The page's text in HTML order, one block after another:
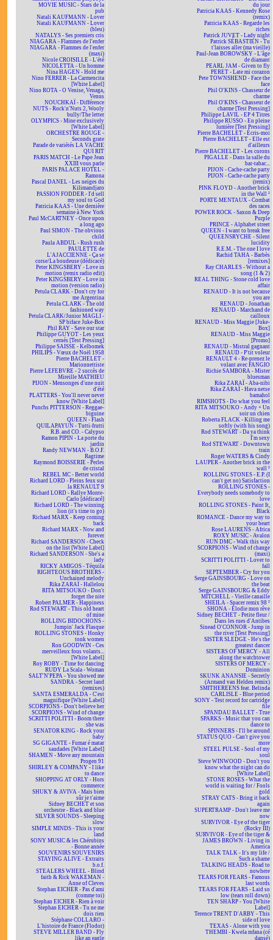
MOVIE MUSIC - Stars de la
pub
Natali KAUFMANN - Lover
Natali KAUFMANN - Lover
(bleu)
NATALYS - Ses premiers cris
NIAGARA - Flammes de l'enfer
NIAGARA - Flammes de l'enfer
(maxi)
Nicole CROISILLE - L'été
NICOLETTA - Un homme
Nina HAGEN - Hold me
Nino FERRER - La Carmencita
[White Label]
Nino ROTA - O Venise, Venaga,
Venus
NOUCHKAÏ - Différence
NUTS - Rock'n'Nuts 2, Wooly
bully/The letter
OLYMPICS - Mine exclusively
[White Label]
ORCHESTRE ROUGE -
Seconds grate
Parade de variétés LA VACHE
QUI RIT
PARIS MATCH - Le Pape Jean
XXIII vous parle
PARIS PALACE HOTEL -
Ramona
Pascal DANEL - Les neiges du
Kilimandjaro
PASSION FODDER - I'd sell
my soul to God
Patricia KAAS - Une dernière
semaine à New York
Paul McCARTNEY - Once upon
a long ago
Paul SIMON - The obvious
child
Paula ABDUL - Rush rush
PAULETTE de
L'AJACCIENNE - Ça se
corse/La boudeuse (dédicacé)
Peter KINGSBERY - Love in
motion (remix radio edit)
Peter KINGSBERY - Love in
motion (version radio)
Petula CLARK - Don't cry for
me Argentina
Petula CLARK - The old
fashioned way
Petula CLARK/Junior MAGLI -
SP biface Juke-Box
Phil RAY - Save our star
Philippe GUYOT - Les yeux
cernés [Test Pressing]
Philippe SAISSE - Kelbomek
PHILIPS - Vœux de Noël 1958
Pierre BACHELET -
Marionnettiste
Pierre LEFEBVRE - 2 succès de
Mireille MATHIEU
PIJON - Mensonges d'une nuit
d'été
PLATTERS - You'll never never
know [White Label]
Punchs PITTERSON - Reggae-
biguine
QUEEN - Flash
QUILAPAYUN - Tutti-frutti
R.B. and CO. - Calypso
Ramon PIPIN - La porte du
jardin
Randy NEWMAN - B.O.F.
Ragtime
Raymond BOISSERIE - Perles
de cristal
REBEL MC - Better world
Richard LORD - Pleins feux sur
la RENAULT 9
Richard LORD - Rallye Monte-
Carlo [dédicacé]
Richard LORD - The winning
lion (it's time to go)
Richard MARX - Keep coming
back
Richard MARX - Now and
forever
Richard SANDERSON - Check
on the list [White Label]
Richard SANDERSON - She's a
lady
RICKY AMIGOS - Téquila
RIGHTEOUS BROTHERS -
Unchained melody
Rika ZARAÏ - Hallelou
RITA MITSOUKO - Don't
forget the nite
Robert PALMER - Happiness
Rod STEWART - This old heart
of mine
ROLLING BIDOCHONS -
Jumpin' Jack Flasque
ROLLING STONES - Honky
tonk women
Ron GOODWIN - Ces
merveilleux fous volants...
[White Label]
Roy ROBY - Time for dancing
RUDY La Scala - Woman
SALT'N'PEPA - You showed me
SANDRA - Secret land
(remixes)
SANTA ESMERALDA - C'est
magnifique [White Label]
SCORPIONS - Don't believe her
SCORPIONS - Wind of change
SCRITTI POLITTI - Boom there
she was
SENATOR KING - Rock your
baby
SG GIGANTE - Fumar é matar
saudades [White Label]
SHAMEN - Move any mountain
Progen 91
SHIRLEY & COMPANY - I like
to dance
SHOPPING AT ORLY - Hors
commerce
SHUKY & AVIVA - Mais bien
sûr je t'aime
Sidney BECHET et son
orchestre - Black and blue
SILVER SOUNDS - Sleeping
slow
SIMPLE MINDS - This is your
land
SONY MUSIC & les Chérubins
- Bonne année
SOUVENIRS SOUVENIRS
STAYING ALIVE - Extraits
b.o.f.
STEALERS WHEEL - Blind
faith & Rick WAKEMAN -
Anne of Cleves
Stephan EICHER - Pas d'ami
(comme toi)
Stephan EICHER - Rien à voir
Stephan EICHER - Tu ne me
dois rien
Stéphane COLLARO -
L'histoire de France (Flodor)
STEVE MILLER BAND - Fly
like an eagle
du jour
Patricia KAAS - Kennedy Rose
(remix)
Patricia KAAS - Regarde les
riches
Patrick JUVET - Lady night
Patrick SÉBASTIEN - Tu
t'laisses aller (ma vieille)
Paul-Jean BOROWSKY - L'âge
de diamant
PEARL JAM - Given to fly
PERET - Late mi corazon
Pete TOWNSHEND - Face the
face
Phil O'KINS - Chasseur de
charme
Phil O'KINS - Chasseur de
charme [Test Pressing]
Philippe LAVIL - EP 4 Titres
Philippe RUSSO - En pleine
lumière [Test Pressing]
Pierre BACHELET - Écris-moi
Pierre BACHELET - Elle est
d'ailleurs
Pierre BACHELET - Les corons
PIGALLE - Dans la salle du
bar-tabac...
PIJON - Cache-cache party
PIJON - Cache-cache party
(remix)
PINK FLOYD - Another brick
in the Wall ²
PORTE MENTAUX - Combat
des races
POWER ROCK - Saxon & Deep
Purple
PRINCE - Alphabet street
QUEEN - I want to break free
QUEENSRYCHE - Silent
lucidity
R.E.M. - The one I love
Rachid TAHA - Barbès
[remixes]
Ray CHARLES - Without a
song (1 & 2)
REAL THING - Stone cold love
affair
RENAUD - It is not because
you are
RENAUD - Jonathan
RENAUD - Marchand de
cailloux
RENAUD - Miss Maggie [Juke-
Box]
RENAUD - Miss Maggie
[Promo]
RENAUD - Mistral gagnant
RENAUD - P'tit voleur
RENAULT 4 - Re-prenez le
volant avec FANGIO
Richie SAMBORA - Mister
bluesman
Rika ZARAÏ - Aba-nibi
Rika ZARAÏ - Hava netse
bamahol
RIMSHOTS - Do what you feel
RITA MITSOUKO - Andy + Un
soir un chien
Roberta FLACK - Killing me
softly (with his song)
Rod STEWART - Da ya think
I'm sexy
Rod STEWART - Downtown
train
Roger WATERS & Cindy
LAUPER - Another brick in the
wall ²
ROLLING STONES - E.P. (I
can't get no) Satisfaction
ROLLING STONES -
Everybody needs somebody to
love
ROLLING STONES - Paint It,
Black
ROMANCE - Dance my way to
your heart
Rose LAURENS - Africa
ROXY MUSIC - Avalon
RUN DMC - Walk this way
SCORPIONS - Wind of change
(maxi)
SCRITTI POLITTI - Lover to
fall
SEPTEMBER - Cry for you
Serge GAINSBOURG - Love on
the beat
Serge GAINSBOURG & Eddy
MITCHELL - Vieille canaille
SHEILA - Spacer remix 98 ²
SHONA - Elodie mon rêve
Sidney BECHET - Petite fleur /
Dans les rues d'Antibes
Sinead O'CONNOR - Jump in
the river [Test Pressing]
SISTER SLEDGE - He's the
greatest dancer
SISTERS OF MERCY - All
along the watchtower
SISTERS OF MERCY -
Dominion
SKUNK ANANSIE - Secretly
(Armand van Helden remix)
SMITHEREENS feat. Belinda
CARLISLE - Blue period
SONY - Test record for cartridge
file
SPANDAU BALLET - True
SPARKS - Music that you can
dance to
SPINNERS - I'll be around
STATUS QUO - Can't give you
more
STEEL PULSE - Soul of my
soul
Steve WINWOOD - Don't you
know what the night can do
[White Label]
STONE ROSES - What the
world is waiting for / Fools
gold
STRAY CATS - Bring it back
again
SUPERTRAMP - Don't leave me
now
SURVIVOR - Eye of the tiger
(Rocky III)
SURVIVOR - Eye of the tiger &
JAMES BROWN - Living in
America
TALK TALK - It's my life /
Such a shame
TALKING HEADS - Road to
nowhere
TEARS FOR FEARS - Famous
last words
TEARS FOR FEARS - Laid so
low (tears roll down)
TEN SHARP - You [White
Label]
Terence TRENT D'ARBY - This
side of love
TEXAS - Alone with you
THEMBI - Kwela mfana (cé
dansé)